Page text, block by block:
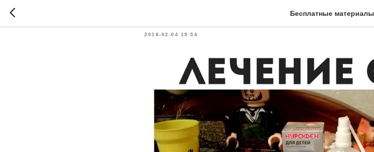
Бесплатные материалы
2018-02-04 19:54